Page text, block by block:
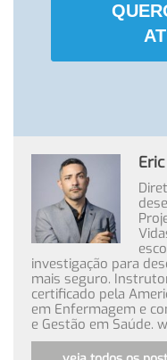
investigação para
mais seguro.
certificado pela
em Enfermagem e
e Gestão em Saúde.